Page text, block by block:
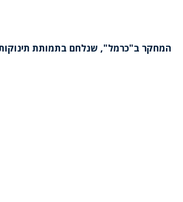
המחקר ב"כרמל", שנלחם בתמותת תינוקות